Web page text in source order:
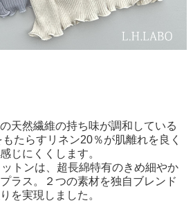
天然繊維の持ち味が調和している
たらすリネン20％が肌離れを良く
じにくくします。
トンは、超長綿特有のきめ細やか
ラス。２つの素材を独自ブレンド
を実現しました。